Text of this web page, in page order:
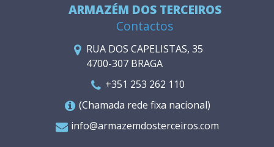
ARMAZÉM DOS TERCEIROS
Contactos
RUA DOS CAPELISTAS, 35
4700-307 BRAGA
+351 253 262 110
(Chamada rede fixa nacional)
info@armazemdosterceiros.com